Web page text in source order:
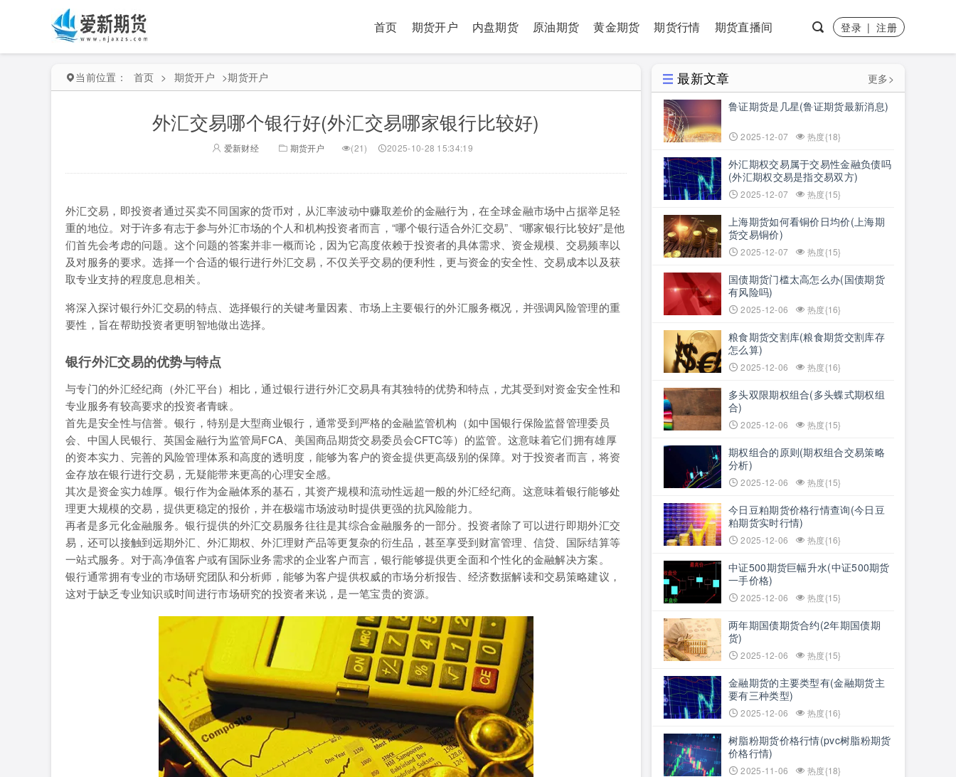
首页 期货开户 内盘期货 原油期货 黄金期货 期货行情 期货直播间 登录|注册
当前位置： 首页 > 期货开户 >期货开户
外汇交易哪个银行好(外汇交易哪家银行比较好)
爱新财经 期货开户 (21) 2025-10-28 15:34:19
外汇交易，即投资者通过买卖不同国家的货币对，从汇率波动中赚取差价的金融行为，在全球金融市场中占据举足轻
重的地位。对于许多有志于参与外汇市场的个人和机构投资者而言，“哪个银行适合外汇交易”、“哪家银行比较好”是他
们首先会考虑的问题。这个问题的答案并非一概而论，因为它高度依赖于投资者的具体需求、资金规模、交易频率以
及对服务的要求。选择一个合适的银行进行外汇交易，不仅关乎交易的便利性，更与资金的安全性、交易成本以及获
取专业支持的程度息息相关。
将深入探讨银行外汇交易的特点、选择银行的关键考量因素、市场上主要银行的外汇服务概况，并强调风险管理的重
要性，旨在帮助投资者更明智地做出选择。
银行外汇交易的优势与特点
与专门的外汇经纪商（外汇平台）相比，通过银行进行外汇交易具有其独特的优势和特点，尤其受到对资金安全性和
专业服务有较高要求的投资者青睐。
首先是安全性与信誉。银行，特别是大型商业银行，通常受到严格的金融监管机构（如中国银行保险监督管理委员
会、中国人民银行、英国金融行为监管局FCA、美国商品期货交易委员会CFTC等）的监管。这意味着它们拥有雄厚
的资本实力、完善的风险管理体系和高度的透明度，能够为客户的资金提供更高级别的保障。对于投资者而言，将资
金存放在银行进行交易，无疑能带来更高的心理安全感。
其次是资金实力雄厚。银行作为金融体系的基石，其资产规模和流动性远超一般的外汇经纪商。这意味着银行能够处
理更大规模的交易，提供更稳定的报价，并在极端市场波动时提供更强的抗风险能力。
再者是多元化金融服务。银行提供的外汇交易服务往往是其综合金融服务的一部分。投资者除了可以进行即期外汇交
易，还可以接触到远期外汇、外汇期权、外汇理财产品等更复杂的衍生品，甚至享受到财富管理、信贷、国际结算等
一站式服务。对于高净值客户或有国际业务需求的企业客户而言，银行能够提供更全面和个性化的金融解决方案。
银行通常拥有专业的市场研究团队和分析师，能够为客户提供权威的市场分析报告、经济数据解读和交易策略建议，
这对于缺乏专业知识或时间进行市场研究的投资者来说，是一笔宝贵的资源。
最新文章
更多>
鲁证期货是几星(鲁证期货最新消息)
2025-12-07 热度{18}
外汇期权交易属于交易性金融负债吗
(外汇期权交易是指交易双方)
2025-12-07 热度{15}
上海期货如何看铜价日均价(上海期
货交易铜价)
2025-12-07 热度{15}
国债期货门槛太高怎么办(国债期货
有风险吗)
2025-12-06 热度{16}
粮食期货交割库(粮食期货交割库存
怎么算)
2025-12-06 热度{16}
多头双限期权组合(多头蝶式期权组
合)
2025-12-06 热度{15}
期权组合的原则(期权组合交易策略
分析)
2025-12-06 热度{15}
今日豆粕期货价格行情查询(今日豆
粕期货实时行情)
2025-12-06 热度{16}
中证500期货巨幅升水(中证500期货
一手价格)
2025-12-06 热度{15}
两年期国债期货合约(2年期国债期
货)
2025-12-06 热度{15}
金融期货的主要类型有(金融期货主
要有三种类型)
2025-12-06 热度{16}
树脂粉期货价格行情(pvc树脂粉期货
价格行情)
2025-11-06 热度{18}